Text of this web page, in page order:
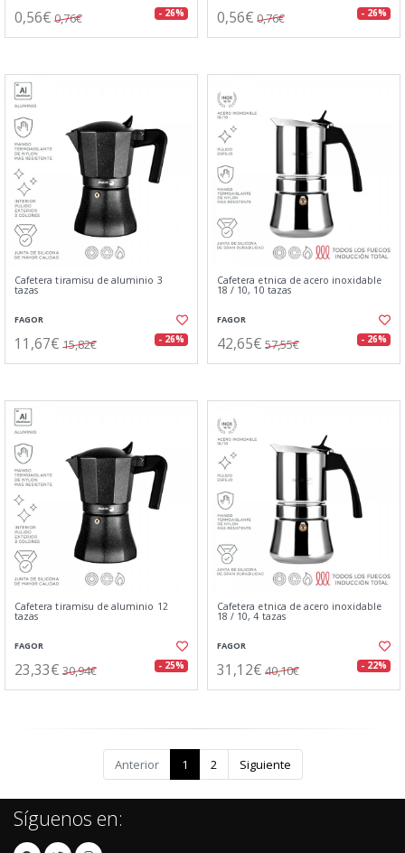
0,56€ 0,76€ - 26% 0,56€ 0,76€ - 26%
Cafetera tiramisu de aluminio 3
tazas
FAGOR
11,67€ 15,82€ - 26%
Cafetera etnica de acero inoxidable
18 / 10, 10 tazas
FAGOR
42,65€ 57,55€ - 26%
Cafetera tiramisu de aluminio 12
tazas
FAGOR
23,33€ 30,94€ - 25%
Cafetera etnica de acero inoxidable
18 / 10, 4 tazas
FAGOR
31,12€ 40,10€ - 22%
Anterior 1 2 Siguiente
Síguenos en: